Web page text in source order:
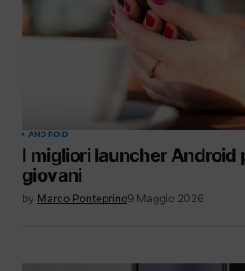
ANDROID
I migliori launcher Android
giovani
by Marco Ponteprino9 Maggio 2026